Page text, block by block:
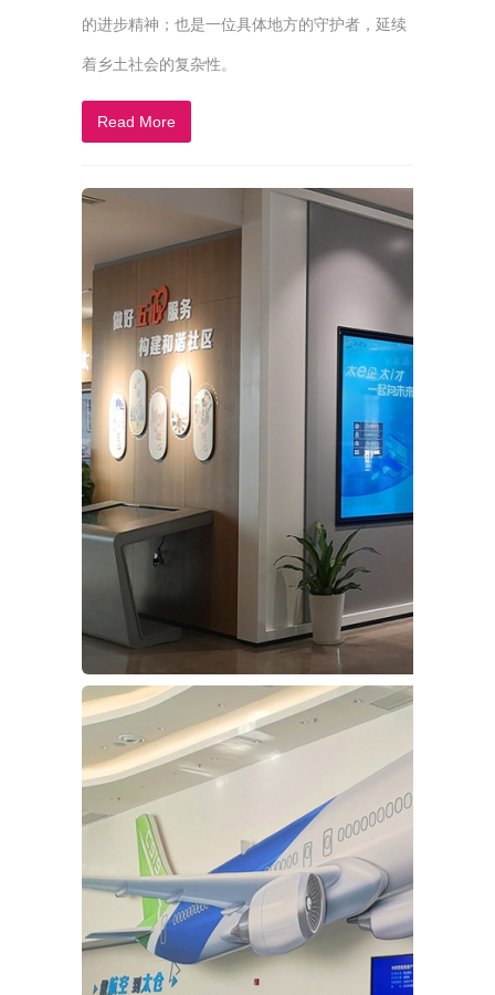
的进步精神；也是一位具体地方的守护者，延续
着乡土社会的复杂性。
Read More